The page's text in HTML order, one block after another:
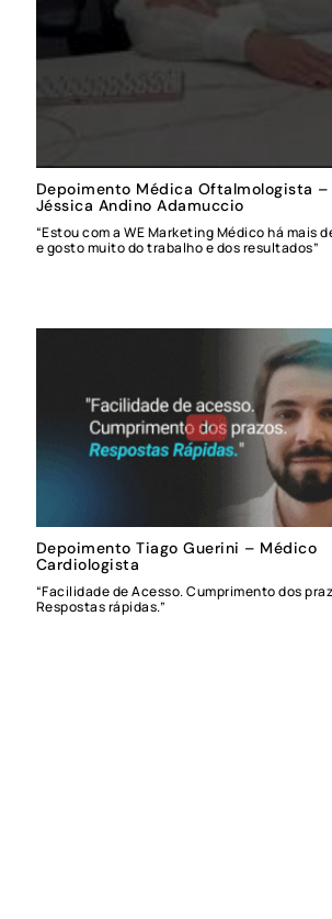
Depoimento Médica Oftalmologista –
Jéssica Andino Adamuccio
“Estou com a WE Marketing Médico há mais
e gosto muito do trabalho e dos resultados”
Depoimento Tiago Guerini – Médico
Cardiologista
“Facilidade de Acesso. Cumprimento dos
Respostas rápidas.”